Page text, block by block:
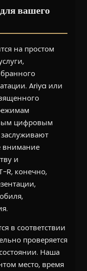
вашего
на простом
Ariya или
цифровым
внимание
и
R, конечно,
в соответствии
проверяется
Наша
место, время